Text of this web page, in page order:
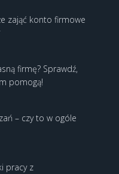
zająć konto firmowe
firmę? Sprawdź,
pomogą!
– czy to w ogóle
pracy z